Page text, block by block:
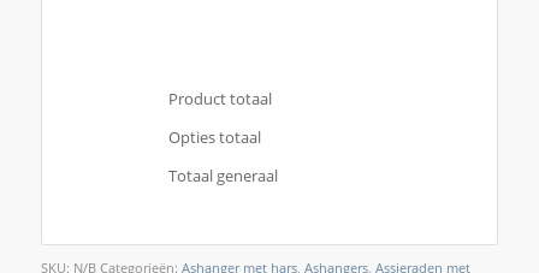
Product totaal
Opties totaal
Totaal generaal
SKU: N/B Categorieën: Ashanger met hars, Ashangers, Assieraden met